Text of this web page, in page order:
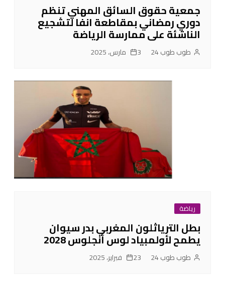
جمعية حقوق السائق المهني تنظم
دوري رمضاني بمقاطعة انفا لتشجيع
الناشئة على ممارسة الرياضة
طوب طوب 24 3 مارس، 2025
رياضة
بطل الترياثلون المغربي بدر سيوان
يطمح لأولمبياد لوس أنجلوس 2028‎
طوب طوب 24 23 فبراير، 2025